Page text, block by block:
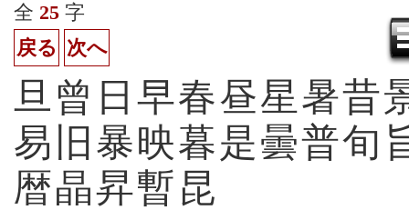
全 25 字
戻る 次へ
旦 曾 日 早春昼星暑昔
易 旧 暴映暮是曇普旬
暦晶昇暫 昆